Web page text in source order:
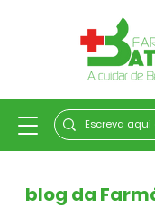
blog da